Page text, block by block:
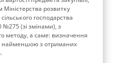
розвитку
господарства
№275 (зі змінами), з
методу, а саме: визначення
найменшою з отриманих